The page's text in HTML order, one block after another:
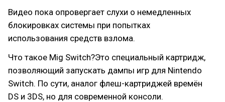
Видео пока опровергает слухи о немедленных
блокировках системы при попытках
использования средств взлома.
Что такое Mig Switch?Это специальный картридж,
позволяющий запускать дампы игр для Nintendo
Switch. По сути, аналог флеш-картриджей времён
DS и 3DS, но для современной консоли.